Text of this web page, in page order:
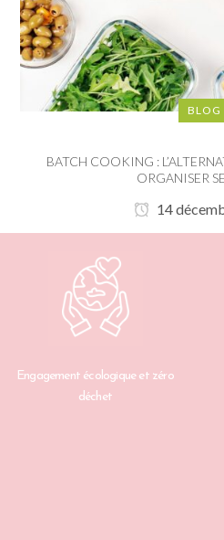
BLOG
BATCH COOKING :
ORGANISER
14
Engagement écologique et zéro
déchet